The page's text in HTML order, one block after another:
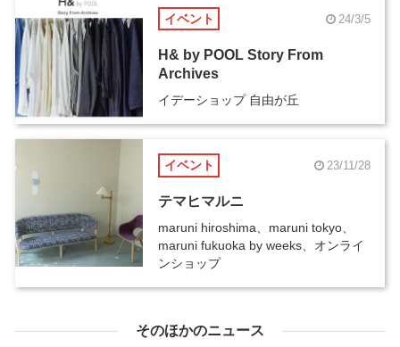
イベント 24/3/5
H& by POOL Story From
Archives
イデーショップ 自由が丘
イベント 23/11/28
テマヒマルニ
maruni hiroshima、maruni tokyo、
maruni fukuoka by weeks、オンライ
ンショップ
そのほかのニュース